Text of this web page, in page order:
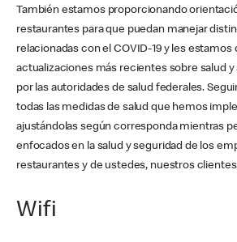
También estamos proporcionando
restaurantes para que puedan manejar
relacionadas con el COVID-19 y les
actualizaciones más recientes sobre salud
por las autoridades de salud federales.
todas las medidas de salud que hemos
ajustándolas según corresponda mientras
enfocados en la salud y seguridad de los
restaurantes y de ustedes, nuestros
Wifi